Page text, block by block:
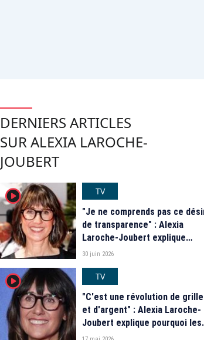
DERNIERS ARTICLES
SUR ALEXIA LAROCHE-
JOUBERT
player2
TV
"Je ne comprends pas ce
de transparence" : Alexia
Laroche-Joubert explique
pourquoi elle est favorable à
télévision
30 juin 2026
player2
TV
"C'est une révolution de grille
et d'argent" : Alexia Laroche-
Joubert explique pourquoi les
chaînes vont favoriser les